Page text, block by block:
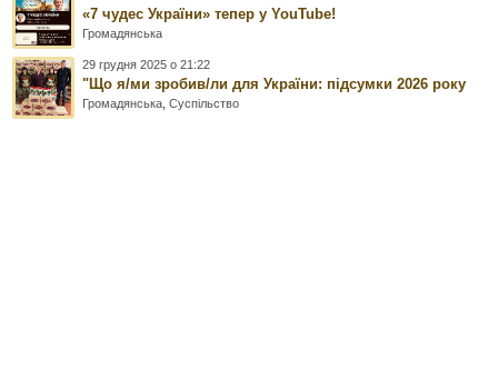
«7 чудес України» тепер у YouTube!
Громадянська
29 грудня 2025 о 21:22
"Що я/ми зробив/ли для України: підсумки 2026 року
Громадянська ,Суспільство